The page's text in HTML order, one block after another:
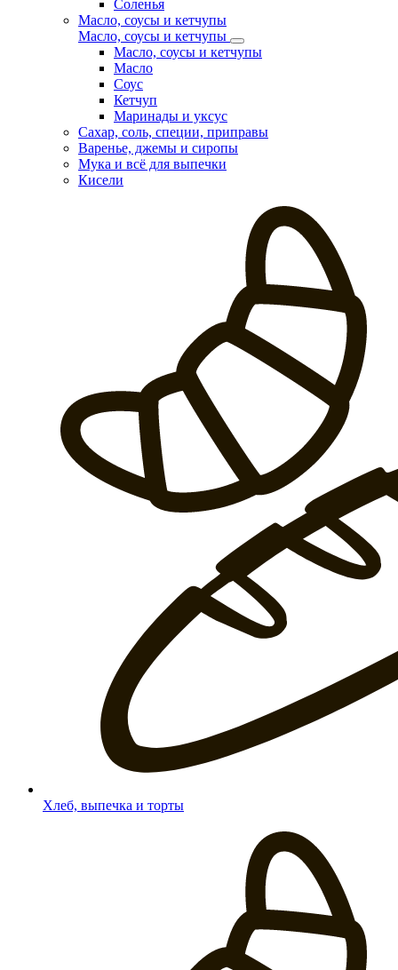
Соленья
Масло, соусы и кетчупы
Масло, соусы и кетчупы
Масло, соусы и кетчупы
Масло
Соус
Кетчуп
Маринады и уксус
Сахар, соль, специи, приправы
Варенье, джемы и сиропы
Мука и всё для выпечки
Кисели
Хлеб, выпечка и торты